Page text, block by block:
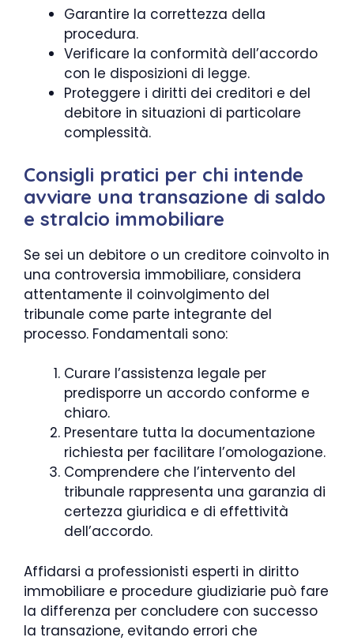
Garantire la correttezza della
procedura.
Verificare la conformità dell’accordo
con le disposizioni di legge.
Proteggere i diritti dei creditori e del
debitore in situazioni di particolare
complessità.
Consigli pratici per chi intende
avviare una transazione di saldo
e stralcio immobiliare
Se sei un debitore o un creditore coinvolto in
una controversia immobiliare, considera
attentamente il coinvolgimento del
tribunale come parte integrante del
processo. Fondamentali sono:
Curare l’assistenza legale per
predisporre un accordo conforme e
chiaro.
Presentare tutta la documentazione
richiesta per facilitare l’omologazione.
Comprendere che l’intervento del
tribunale rappresenta una garanzia di
certezza giuridica e di effettività
dell’accordo.
Affidarsi a professionisti esperti in diritto
immobiliare e procedure giudiziarie può fare
la differenza per concludere con successo
la transazione, evitando errori che